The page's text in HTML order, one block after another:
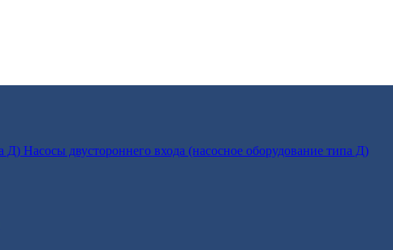
Насосы двустороннего входа (насосное оборудование типа Д)